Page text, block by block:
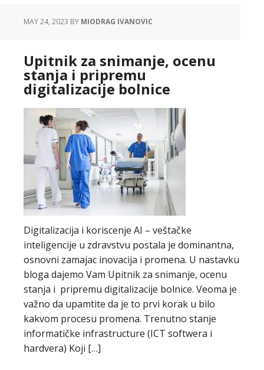
MAY 24, 2023 BY MIODRAG IVANOVIC
Upitnik za snimanje, ocenu
stanja i pripremu
digitalizacije bolnice
Digitalizacija i koriscenje AI – veštačke
inteligencije u zdravstvu postala je dominantna,
osnovni zamajac inovacija i promena. U nastavku
bloga dajemo Vam Upitnik za snimanje, ocenu
stanja i pripremu digitalizacije bolnice. Veoma je
važno da upamtite da je to prvi korak u bilo
kakvom procesu promena. Trenutno stanje
informatičke infrastructure (ICT softwera i
hardvera) Koji […]